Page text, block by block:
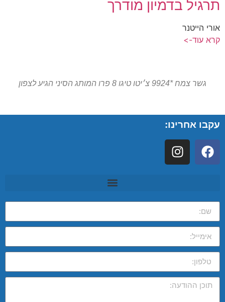
תרגיל בדמיון מודרך
אורי הייטנר
קרא עוד->
גשר צמח *9924 צ׳יטו טיגו 8 פרו המותג הסיני הגיע לצפון
עקבו אחרינו: